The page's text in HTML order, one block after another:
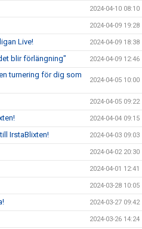
2024-04-10 08:10
2024-04-09 19:28
Live! 2024-04-09 18:38
blir förlängning" 2024-04-09 12:46
turnering för dig som
2024-04-05 10:00
2024-04-05 09:22
2024-04-04 09:15
IrstaBlixten! 2024-04-03 09:03
2024-04-02 20:30
2024-04-01 12:41
2024-03-28 10:05
2024-03-27 09:42
2024-03-26 14:24